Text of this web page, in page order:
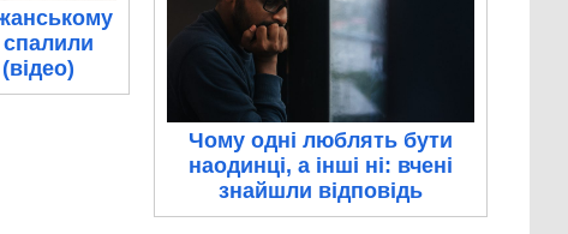
Чому одні люблять бути
наодинці, а інші ні: вчені
знайшли відповідь